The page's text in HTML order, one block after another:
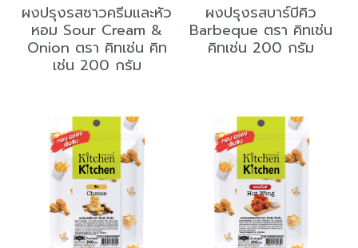
ผงปรุงรสซาวครีมและหัว
หอม Sour Cream &
Onion ตรา คิทเช่น คิท
เช่น 200 กรัม
ผงปรุงรสบาร์บีคิว
Barbeque ตรา คิทเช่น
คิทเช่น 200 กรัม